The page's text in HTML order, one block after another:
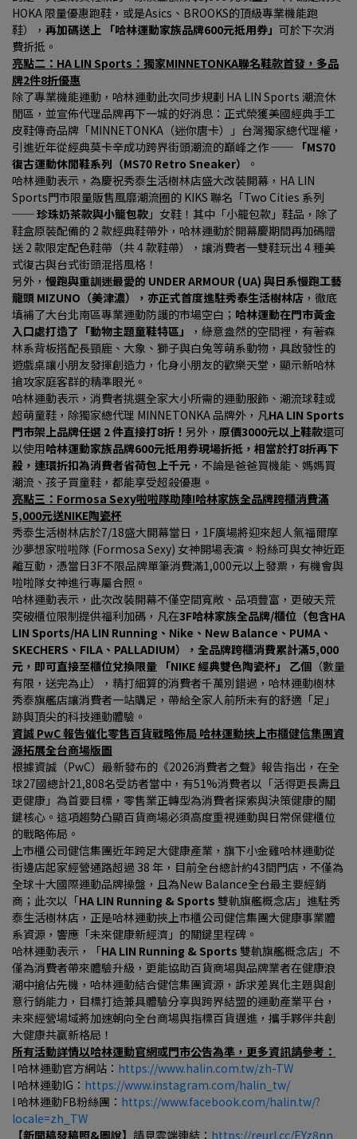
HOKA 限量優惠跑鞋，或是Asics、BROOKS的頂級專業機能跑
鞋）， 再加碼送上 「哈林運動家族品牌600元抵用券」 可於下次消
費折抵。
亮點二：HA LIN Sports：獨家MINNETONKA聯名鞋款首發，多品
牌2件8折優惠
除了專業機能運動，哈林運動此次同步規劃 HA LIN Sports 潮流休
閒區，並宣佈代理品牌再下一城的好消息：正式榮獲美國經典手工
皮鞋傳奇品牌「MINNETONKA（迷你唐卡）」台灣獨家總代理權，
引進近年從經典莫卡辛成功跨界街頭潮流的巔峰之作 ── 「MS70
復古運動休閒鞋系列（MS70 Retro Sneaker）
。
哈林運動表示，為慶祝秀泰生活樹林店盛大改裝開幕，HA LIN
Sports門市限量販售風靡潮流圈的 KIKS 聯名「Two Cities 系列
── 珍珠奶茶款與小籠包款 」女鞋！其中「小籠包款」鞋品，除了
鞋盒原裝配備的 2 款經典鞋帶外，哈林運動於開幕慶期間再加碼贈
送 2 款限定配色鞋帶（共 4 款鞋帶），讓消費者一雙鞋玩出 4 種美
式復古與台式街頭混搭風格！
另外， 慢跑與重訓迷最愛的 UNDER ARMOUR (UA) 與日系慢跑工藝
龍頭 MIZUNO（美津濃），亦正式首度進駐秀泰生活樹林店 ，徹底
填補了大台北南區專業運動防護的市場空白； 哈林運動在門市黃金
入口處打造了「動物主題童鞋特區」
，綠意盎然的空間裡，有著森
林系背板搭配長頸鹿、大象、獅子與白兔等萌系動物，具啟發性的
遊戲桌讓小朋友發揮創造力，化身小朋友的歡樂天堂，顯示新哈林
搶攻家庭客群的精準眼光。
哈林運動表示，消費者挑選全家大小所需的運動服飾、潮流球鞋或
超萌童鞋，除獨家總代理 MINNETONKA 品牌外，凡HA LIN Sports
門市架上品牌任選 2 件直接打8折！ 另外， 原價3000元以上鞋款還可
以使用哈林運動家族品牌600元抵用券現場折抵，相當於打8折再下
殺，連環折扣為消費者省荷包上千元 ，不論是爸爸買機能、媽媽買
潮流、孩子買童鞋，都能享受超殺優惠。
亮點三：Formosa Sexy啦啦隊助陣!哈林家族全品牌跨櫃消費滿
5,000元送NIKE陶瓷杯
秀泰生活樹林店於7/18盛大開幕當日，1F廣場將迎來超人氣福爾摩
沙夢想家啦啦隊 (Formosa Sexy) 女神開場表演。粉絲可與女神近距
離互動，憑當日3F不限品牌單筆消費滿1,000元以上發票，有機會與
啦啦隊女神進行專屬合照。
哈林運動表示，此次改裝開幕不僅空間寬敞、品項豐富，更破天荒
突破櫃位限制提供福利加碼，凡在3F哈林家族全品牌/櫃位（包含HA
LIN Sports/HA LIN Running、Nike、New Balance、PUMA、
SKECHERS、FILA、PALLADIUM），全品牌跨櫃消費累計滿5,000
元，即可直接至櫃位兌換限量 「NIKE 經典雙色陶瓷杯」 乙個 （數量
有限，送完為止），精打細算的消費者千萬別錯過，哈林運動樹林
秀泰旗艦店讓消費者一站購足，帶給全家人前所未有的舒適「足」
跡與頂尖的科技運動體驗。
資誠 PwC 報告催化零售百貨戰略佈局 哈林運動挾上市櫃健信集團資
源拓展全台商場版圖
根據資誠（PwC）最新發布的《2026消費者之聲》報告指出，在全
球27國總計21,808名受訪者當中，有51%消費者以「活得更長壽且
更健康」為首要目標，零售業正轉型為消費者探索與決策健康的關
鍵核心。這項趨勢凸顯百貨商場必須高度重視運動與日常保健櫃位
的戰略佈局。
上市櫃公司健信集團近年跨足大健康產業，旗下小金雞哈林運動從
街邊店起家經營通路超過 38 年，目前全台總計約43間門店，不僅為
全球十大國際運動品牌操盤，且為New Balance全台最主要經銷
商；此次以「HA LIN Running & Sports 雙軌旗艦概念店」進駐秀
泰生活樹林店，正是哈林運動挾上市櫃公司健信集團大健康事業體
系資源，響應「未來健康新經濟」的關鍵里程碑。
哈林運動表示，「HA LIN Running & Sports 雙軌旗艦概念店」不
僅為消費者帶來體驗升級，更能協助百貨商場與品牌業者在健康浪
潮中搶佔先機，哈林運動結合健信集團資源，訴求差異化主題與創
意行銷能力，目標打造兼具體驗分享與跨界結盟的運動產業平台，
未來經營場域將加速朝向全台商場與指標百貨邁進，攜手夥伴共創
大健康共贏新格局！
所有活動詳情以哈林運動官網或門市公告為準，更多資訊請參考：
l 哈林運動官方網站： https://www.halin.com.tw/zh-TW
l 哈林運動IG： https://www.instagram.com/halin_tw/
l 哈林運動FB粉絲團： https://www.facebook.com/halin.tw/?
locale=zh_TW
【新聞稿發稿照&圖說】 請見雲端連結： https://reurl.cc/EYz8nn